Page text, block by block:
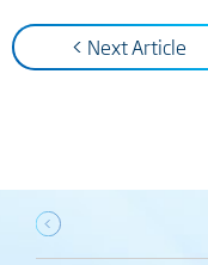
Next Article >